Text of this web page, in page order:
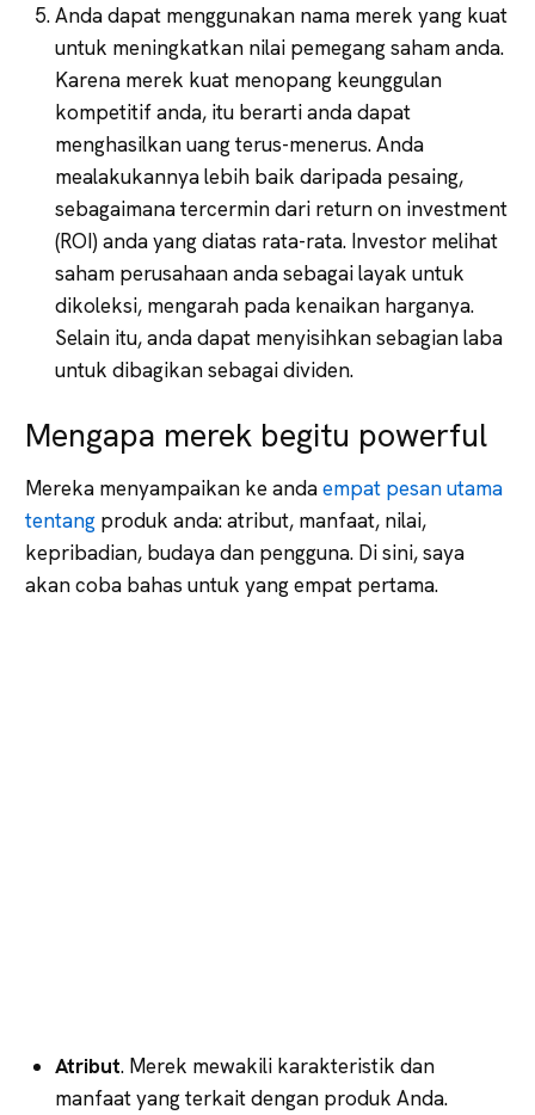
Anda dapat menggunakan nama merek yang kuat
untuk meningkatkan nilai pemegang saham anda.
Karena merek kuat menopang keunggulan
kompetitif anda, itu berarti anda dapat
menghasilkan uang terus-menerus. Anda
mealakukannya lebih baik daripada pesaing,
sebagaimana tercermin dari return on investment
(ROI) anda yang diatas rata-rata. Investor melihat
saham perusahaan anda sebagai layak untuk
dikoleksi, mengarah pada kenaikan harganya.
Selain itu, anda dapat menyisihkan sebagian laba
untuk dibagikan sebagai dividen.
Mengapa merek begitu powerful
Mereka menyampaikan ke andaempat pesan utama
tentang produk anda: atribut, manfaat, nilai,
kepribadian, budaya dan pengguna. Di sini, saya
akan coba bahas untuk yang empat pertama.
Atribut. Merek mewakili karakteristik dan
manfaat yang terkait dengan produk Anda.